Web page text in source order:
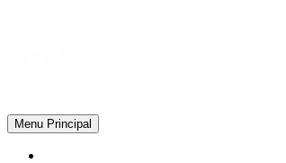
Menu Principal